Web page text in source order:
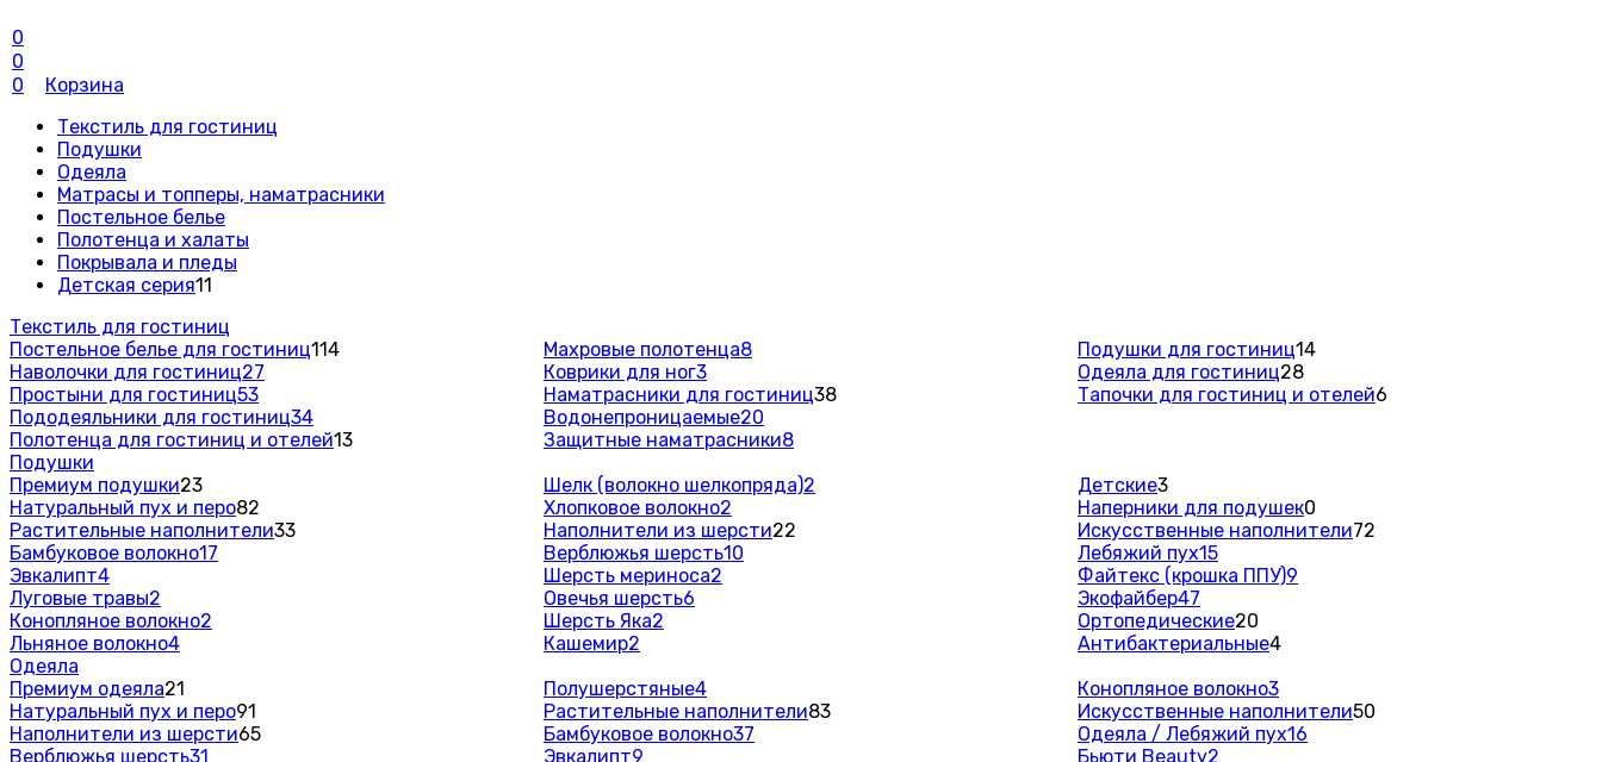
0
0
0
Корзина
Текстиль для гостиниц
Подушки
Одеяла
Матрасы и топперы, наматрасники
Постельное белье
Полотенца и халаты
Покрывала и пледы
Детская серия11
Текстиль для гостиниц
Постельное белье для гостиниц114
Наволочки для гостиниц27
Простыни для гостиниц53
Пододеяльники для гостиниц34
Полотенца для гостиниц и отелей13
Махровые полотенца8
Коврики для ног3
Наматрасники для гостиниц38
Водонепроницаемые20
Защитные наматрасники8
Подушки для гостиниц14
Одеяла для гостиниц28
Тапочки для гостиниц и отелей6
Подушки
Премиум подушки23
Натуральный пух и перо82
Растительные наполнители33
Бамбуковое волокно17
Эвкалипт4
Луговые травы2
Конопляное волокно2
Льняное волокно4
Шелк (волокно шелкопряда)2
Хлопковое волокно2
Наполнители из шерсти22
Верблюжья шерсть10
Шерсть мериноса2
Овечья шерсть6
Шерсть Яка2
Кашемир2
Детские3
Наперники для подушек0
Искусственные наполнители72
Лебяжий пух15
Файтекс (крошка ППУ)9
Экофайбер47
Ортопедические20
Антибактериальные4
Одеяла
Премиум одеяла21
Натуральный пух и перо91
Наполнители из шерсти65
Верблюжья шерсть31
Полушерстяные4
Растительные наполнители83
Бамбуковое волокно37
Эвкалипт9
Конопляное волокно3
Искусственные наполнители50
Одеяла / Лебяжий пух16
Бьюти Beauty2